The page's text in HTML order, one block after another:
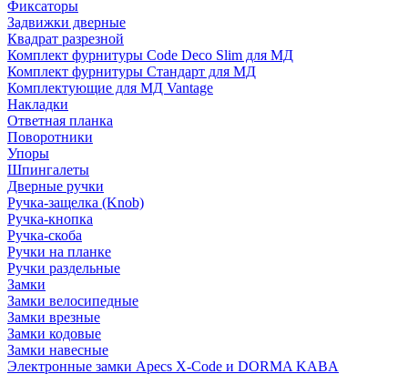
Фиксаторы
Задвижки дверные
Квадрат разрезной
Комплект фурнитуры Code Deco Slim для МД
Комплект фурнитуры Стандарт для МД
Комплектующие для МД Vantage
Накладки
Ответная планка
Поворотники
Упоры
Шпингалеты
Дверные ручки
Ручка-защелка (Knob)
Ручка-кнопка
Ручка-скоба
Ручки на планке
Ручки раздельные
Замки
Замки велосипедные
Замки врезные
Замки кодовые
Замки навесные
Электронные замки Apecs X-Code и DORMA KABA